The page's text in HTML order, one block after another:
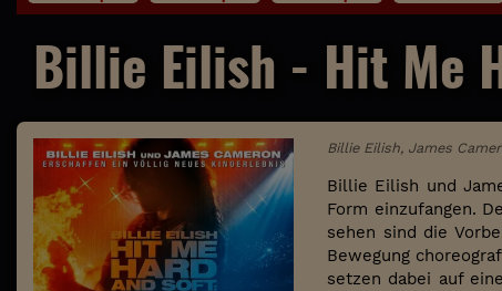
Billie Eilish - Hit Me
Billie Eilish, James
Billie Eilish und
Form einzufangen.
sehen sind die
Bewegung
setzen dabei auf